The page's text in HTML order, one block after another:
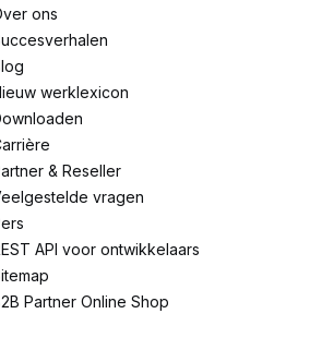
Over ons
Succesverhalen
Blog
Nieuw werklexicon
Downloaden
carrière
Partner & Reseller
Veelgestelde vragen
pers
REST API voor ontwikkelaars
Sitemap
B2B Partner Online Shop